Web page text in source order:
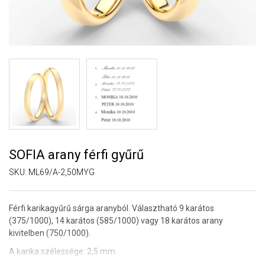
SOFIA arany férfi gyűrű
SKU: ML69/A-2,50MYG
Férfi karikagyűrű sárga aranyból. Választható 9 karátos
(375/1000), 14 karátos (585/1000) vagy 18 karátos arany
kivitelben (750/1000).
A karika szélessége: 2,5 mm.